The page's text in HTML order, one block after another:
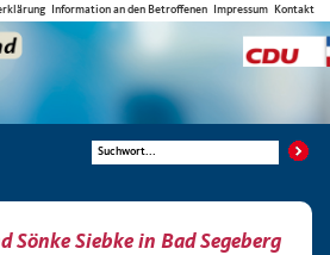
Information an den Betroffenen Impressum Kontakt
Sönke Siebke in Bad Segeberg